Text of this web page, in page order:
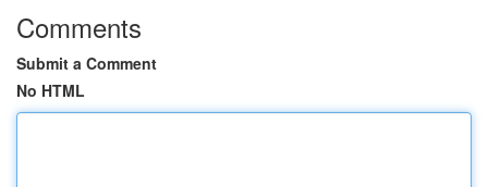
Comments
Submit a Comment
No HTML